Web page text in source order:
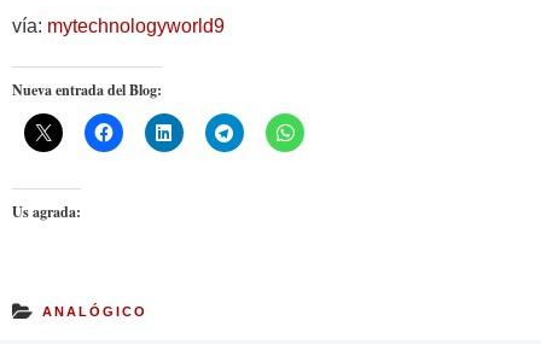
vía: mytechnologyworld9
Nueva entrada del Blog:
Us agrada:
ANALÓGICO